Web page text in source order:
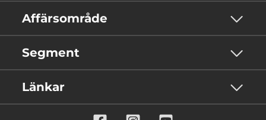
Affärsområde
Segment
Länkar